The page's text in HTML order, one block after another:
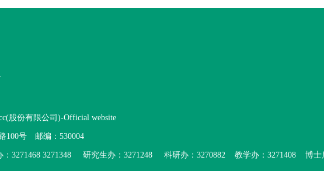
股份有限公司)-Official website
100号 邮编：530004
3271468 3271348 研究生办：3271248 科研办：3270882 教学办：3271408 博士